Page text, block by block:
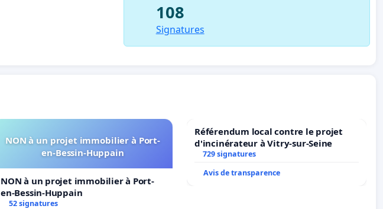
108
Signatures
NON à un projet immobilier à Port-
en-Bessin-Huppain
NON à un projet immobilier à Port-
en-Bessin-Huppain
52 signatures
Référendum local contre le projet
d'incinérateur à Vitry-sur-Seine
729 signatures
Avis de transparence